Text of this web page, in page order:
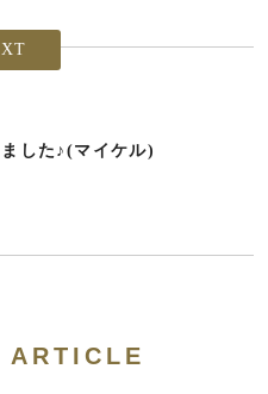
した♪(マイケル)
ARTICLE